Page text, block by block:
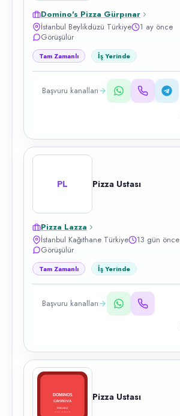
Domino's Pizza Gürpınar
İstanbul Beylikdüzü Türkiye
1 ay önce
Görüşülür
Tam Zamanlı İş Yerinde
Başvuru kanalları
PL Pizza Ustası
Pizza Lazza
İstanbul Kağıthane Türkiye
13 gün önce
Görüşülür
Tam Zamanlı İş Yerinde
Başvuru kanalları
Pizza Ustası